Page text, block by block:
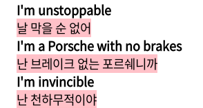
I'm unstoppable
날 막을 순 없어
I'm a Porsche with no brakes
난 브레이크 없는 포르쉐니까
I'm invincible
난 천하무적이야